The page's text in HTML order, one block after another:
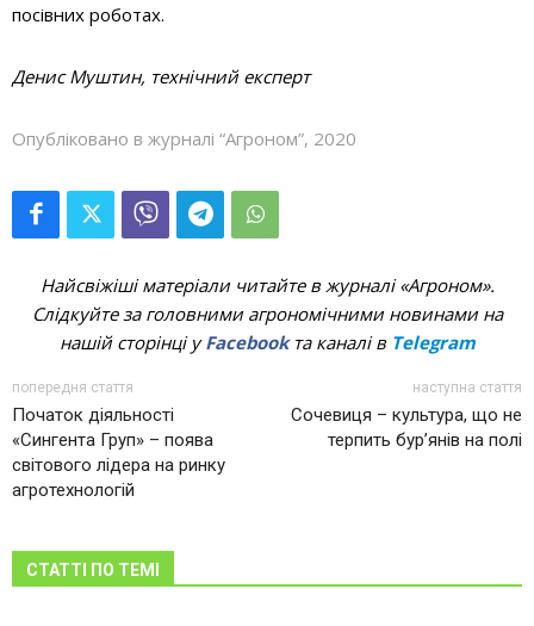
посівних роботах.
Денис Муштин, технічний експерт
Опубліковано в журналі “Агроном”, 2020
Найсвіжіші матеріали читайте в журналі «Агроном».
Слідкуйте за головними агрономічними новинами на
нашій сторінці уFacebookта каналі в Telegram
попередня стаття
Початок діяльності
«Сингента Груп» – поява
світового лідера на ринку
агротехнологій
наступна стаття
Сочевиця – культура, що не
терпить бур’янів на полі
СТАТТІ ПО ТЕМІ